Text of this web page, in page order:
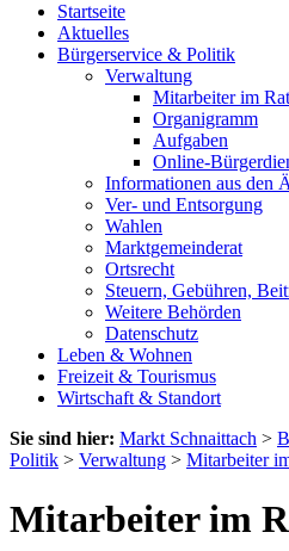
Startseite
Aktuelles
Bürgerservice & Politik
Verwaltung
Mitarbeiter im
Organigramm
Aufgaben
Online-
Informationen aus den
Ver- und Entsorgung
Wahlen
Marktgemeinderat
Ortsrecht
Steuern, Gebühren,
Weitere Behörden
Datenschutz
Leben & Wohnen
Freizeit & Tourismus
Wirtschaft & Standort
Sie sind hier: Markt Schnaittach >
Politik > Verwaltung > Mitarbeiter
Mitarbeiter im